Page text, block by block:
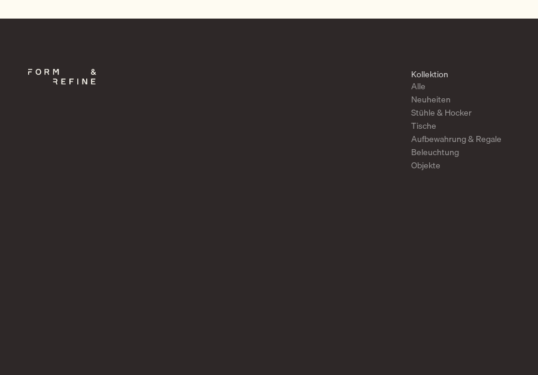
Kollektion
Alle
Neuheiten
Stühle & Hocker
Tische
Aufbewahrung & Regale
Beleuchtung
Objekte